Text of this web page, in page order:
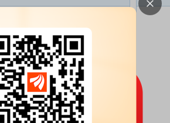
金延长存续期限的公告
古鳌科技:第六届董事会第九次会
议决议公告
古鳌科技:关于参与投资设立股权
投资基金的公告
古鳌科技:关于公司5%以上股东部
分股份解除司法冻结及轮候冻结生